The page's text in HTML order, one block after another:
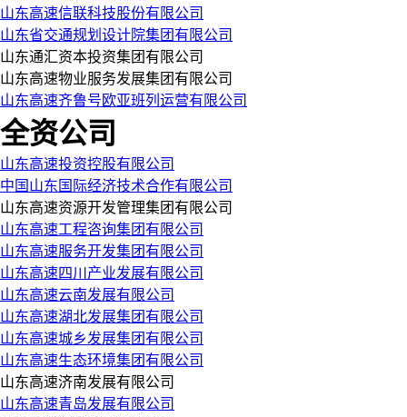
山东高速信联科技股份有限公司
山东省交通规划设计院集团有限公司
山东通汇资本投资集团有限公司
山东高速物业服务发展集团有限公司
山东高速齐鲁号欧亚班列运营有限公司
全资公司
山东高速投资控股有限公司
中国山东国际经济技术合作有限公司
山东高速资源开发管理集团有限公司
山东高速工程咨询集团有限公司
山东高速服务开发集团有限公司
山东高速四川产业发展有限公司
山东高速云南发展有限公司
山东高速湖北发展集团有限公司
山东高速城乡发展集团有限公司
山东高速生态环境集团有限公司
山东高速济南发展有限公司
山东高速青岛发展有限公司